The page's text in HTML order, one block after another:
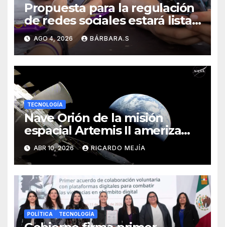
Propuesta para la regulación
de redes sociales estará lista
a finales de agosto:
Sheinbaum
AGO 4, 2026 BÁRBARA.S
TECNOLOGÍA
Nave Orión de la misión
espacial Artemis II ameriza
con éxito en el océano
Pacífico
ABR 10, 2026 RICARDO MEJÍA
POLÍTICA TECNOLOGÍA